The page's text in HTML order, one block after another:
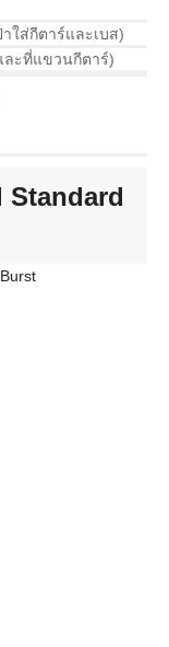
ใส่กีตาร์และเบส)
ละที่แขวนกีตาร์)
Standard